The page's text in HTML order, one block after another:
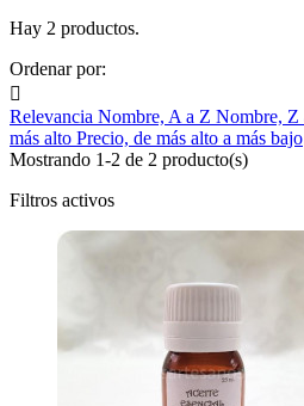
Hay 2 productos.
Ordenar por:

Relevancia Nombre, A a Z Nombre, Z
más alto Precio, de más alto a más bajo
Mostrando 1-2 de 2 producto(s)
Filtros activos